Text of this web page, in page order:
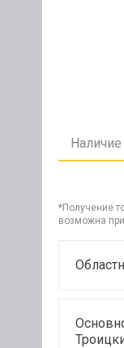
Наличие
*Получение
возможна